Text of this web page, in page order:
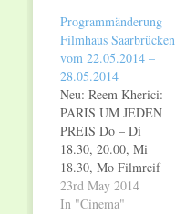
Termine: Fr + Sa +
Mo 17.15, Di + Mi
21.00 Uhr; Neu:
Pierre Schoeller: der
Aufsteiger Do 20.00,
Fr + Sa 18.00, 20.00,
So 20.30,…
Programmänderung
Filmhaus Saarbrücken
vom 22.05.2014 –
28.05.2014
Neu: Reem Kherici:
PARIS UM JEDEN
PREIS Do – Di
18.30, 20.00, Mi
18.30, Mo Filmreif
15.00 Uhr; Johannes
Naber: ZEIT DER
23rd May 2014
In "Cinema"